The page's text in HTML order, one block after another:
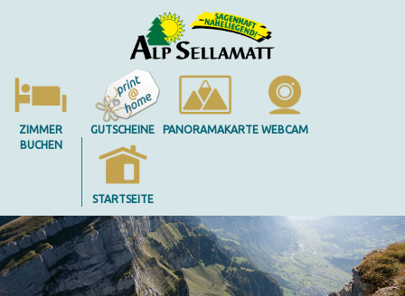
ZIMMER
BUCHEN
GUTSCHEINE PANORAMAKARTE WEBCAM
STARTSEITE